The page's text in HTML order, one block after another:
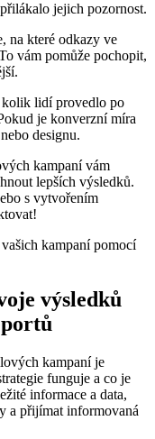
jejich pozornost.
na které odkazy ve
vám pomůže pochopit,
kolik lidí provedlo po
je konverzní míra
designu.
kampaní vám
lepších výsledků.
s vytvořením
výsledků
kampaní je
funguje a co je
informace a data,
a přijímat informovaná